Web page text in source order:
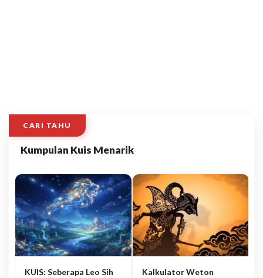
CARI TAHU
Kumpulan Kuis Menarik
KUIS: Seberapa Leo Sih
Kalkulator Weton